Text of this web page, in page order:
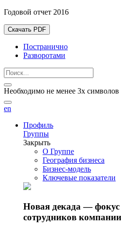
Годовой отчет 2016
Скачать PDF
Постранично
Разворотами
Необходимо не менее 3х символов
en
Профиль
Группы
Закрыть
О Группе
География бизнеса
Бизнес-модель
Ключевые показатели
Новая декада —
сотрудников компании